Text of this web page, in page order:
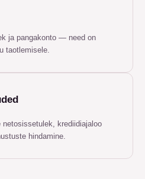
ja pangakonto — need on
taotlemisele.
krediidiajaloo
hindamine.